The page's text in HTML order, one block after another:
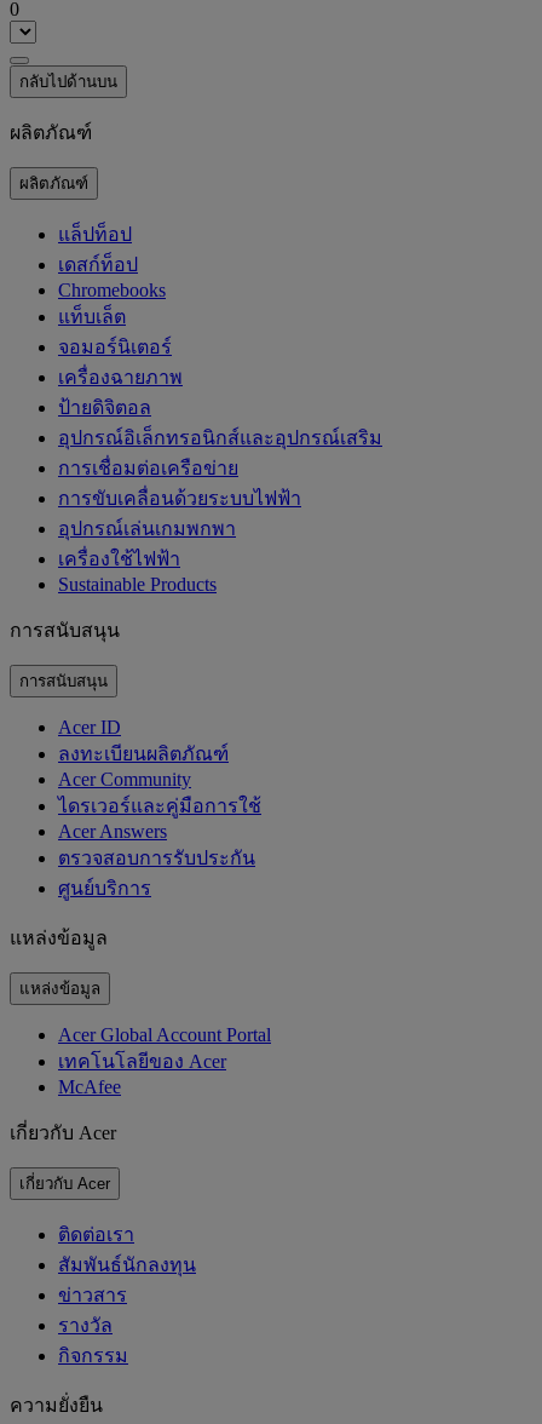
0
กลับไปด้านบน
ผลิตภัณฑ์
ผลิตภัณฑ์
แล็ปท็อป
เดสก์ท็อป
Chromebooks
แท็บเล็ต
จอมอร์นิเตอร์
เครื่องฉายภาพ
ป้ายดิจิตอล
อุปกรณ์อิเล็กทรอนิกส์และอุปกรณ์เสริม
การเชื่อมต่อเครือข่าย
การขับเคลื่อนด้วยระบบไฟฟ้า
อุปกรณ์เล่นเกมพกพา
เครื่องใช้ไฟฟ้า
‌Sustainable Products
การสนับสนุน
การสนับสนุน
Acer ID
ลงทะเบียนผลิตภัณฑ์
Acer Community
ไดรเวอร์และคู่มือการใช้
Acer Answers
ตรวจสอบการรับประกัน
ศูนย์บริการ
แหล่งข้อมูล
แหล่งข้อมูล
Acer Global Account Portal
เทคโนโลยีของ Acer
McAfee
เกี่ยวกับ Acer
เกี่ยวกับ Acer
ติดต่อเรา
สัมพันธ์นักลงทุน
ข่าวสาร
รางวัล
กิจกรรม
ความยั่งยืน